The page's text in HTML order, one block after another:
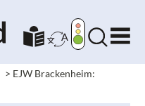
> EJW Brackenheim: